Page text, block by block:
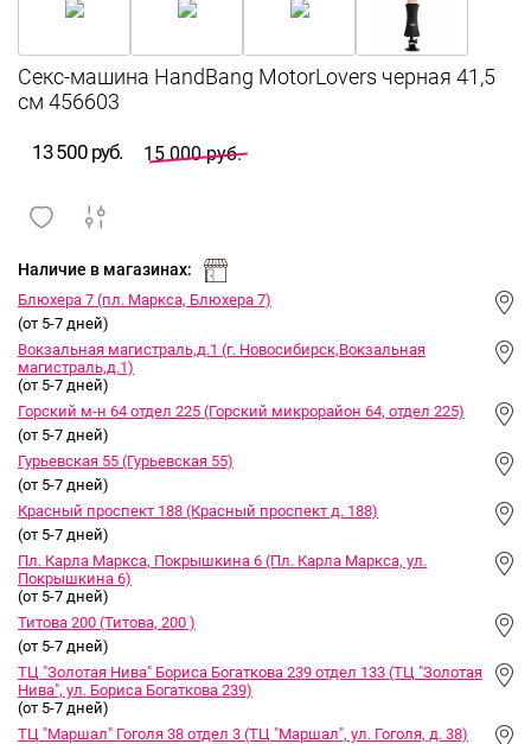
13 500 руб. 15 000 руб.
и
Наличие в магазинах:
Блюхера 7 (пл. Маркса, Блюхера 7)
(от 5-7 дней)
Вокзальная магистраль,д.1 (г. Новосибирск,Вокзальная
магистраль,д.1)
(от 5-7 дней)
Горский м-н 64 отдел 225 (Горский микрорайон 64, отдел 225)
(от 5-7 дней)
Гурьевская 55 (Гурьевская 55)
(от 5-7 дней)
Красный проспект 188 (Красный проспект д. 188)
(от 5-7 дней)
Пл. Карла Маркса, Покрышкина 6 (Пл. Карла Маркса, ул.
Покрышкина 6)
(от 5-7 дней)
Титова 200 (Титова, 200 )
(от 5-7 дней)
ТЦ "Золотая Нива" Бориса Богаткова 239 отдел 133 (ТЦ "Золотая
Нива", ул. Бориса Богаткова 239)
(от 5-7 дней)
ТЦ "Маршал" Гоголя 38 отдел 3 (ТЦ "Маршал", ул. Гоголя, д. 38)